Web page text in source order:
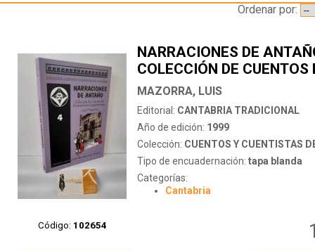
Ordenar por:
Código: 102654
NARRACIONES DE
COLECCIÓN DE CUENTOS
COSTUMBRES
MAZORRA, LUIS
Editorial: CANTABRIA TRADICIONAL
Año de edición: 1999
Colección: CUENTOS Y CUENTISTAS DE
Tipo de encuadernación: tapa blanda
Categorías:
Cantabria